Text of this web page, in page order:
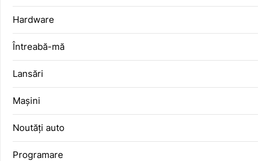
Hardware
Întreabă-mă
Lansări
Mașini
Noutăți auto
Programare